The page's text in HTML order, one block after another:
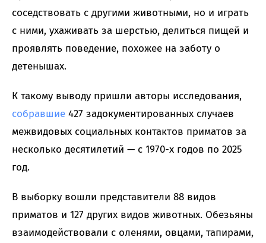
соседствовать с другими животными, но и играть
с ними, ухаживать за шерстью, делиться пищей и
проявлять поведение, похожее на заботу о
детенышах.
К такому выводу пришли авторы исследования,
собравшие 427 задокументированных случаев
межвидовых социальных контактов приматов за
несколько десятилетий — с 1970-х годов по 2025
год.
В выборку вошли представители 88 видов
приматов и 127 других видов животных. Обезьяны
взаимодействовали с оленями, овцами, тапирами,